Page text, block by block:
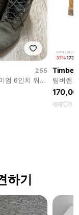
255
엄 6인치 워커
팀버랜
프루프
드
5 1
하기